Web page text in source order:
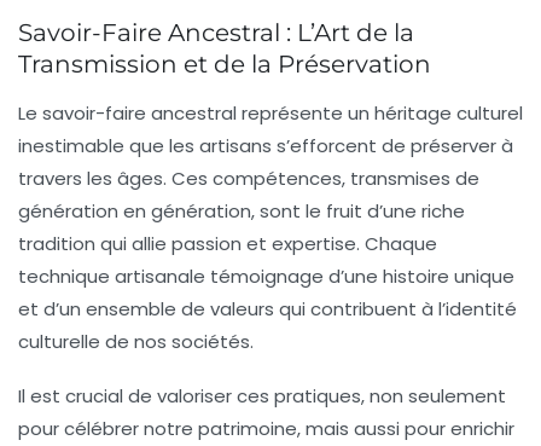
Savoir-Faire Ancestral : L’Art de la
Transmission et de la Préservation
Le savoir-faire ancestral représente un héritage culturel
inestimable que les artisans s’efforcent de préserver à
travers les âges. Ces compétences, transmises de
génération en génération, sont le fruit d’une riche
tradition qui allie passion et expertise. Chaque
technique artisanale témoignage d’une histoire unique
et d’un ensemble de valeurs qui contribuent à l’identité
culturelle de nos sociétés.
Il est crucial de valoriser ces pratiques, non seulement
pour célébrer notre patrimoine, mais aussi pour enrichir